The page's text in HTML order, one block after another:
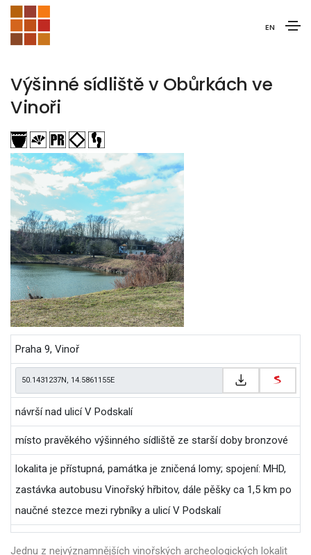
EN
Výšinné sídliště v Obůrkách ve
Vinoři
Praha 9, Vinoř
návrší nad ulicí V Podskalí
místo pravěkého výšinného sídliště ze starší doby bronzové
lokalita je přístupná, památka je zničená lomy; spojení: MHD,
zastávka autobusu Vinořský hřbitov, dále pěšky ca 1,5 km po
naučné stezce mezi rybníky a ulicí V Podskalí
Jednu z nejvýznamnějších vinořských archeologických lokalit